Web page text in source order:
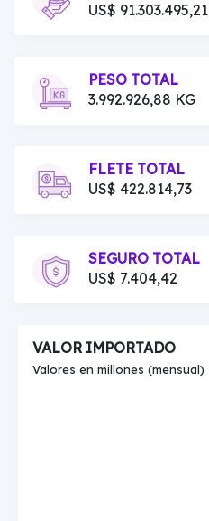
US$ 91.303.495,21
PESO TOTAL
3.992.926,88 KG
FLETE TOTAL
US$ 422.814,73
SEGURO TOTAL
US$ 7.404,42
VALOR IMPORTADO
Valores en millones (mensual)